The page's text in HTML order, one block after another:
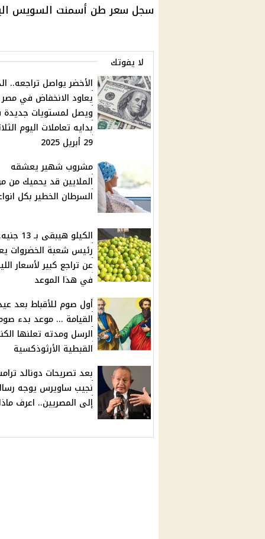
سجل سعر طن أسمنت السويس اليوم نحو
لا يفوتك
الأخضر يواصل تراجعه..
يعاود الانخفاض في مصر
ويصل لمستويات
بدايه تعاملات اليوم
29 أبريل 2025
مشروب شهير يعشقه
الملايين قد يحميك من
السرطان الخطير بكل
الكيلو هيبقى بـ
رئيس شعبة الخضروات
عن تراجع كبير لأسعار
في هذا الموعد
أول صوم للأقباط بعد
القيامة ... موعد بدء
الرسل ومدته تعلنها
القبطية الأرثوذكسية
بعد تصريحات دونالد
نجيب ساويرس يوجه
إلى المصريين.. اعرف